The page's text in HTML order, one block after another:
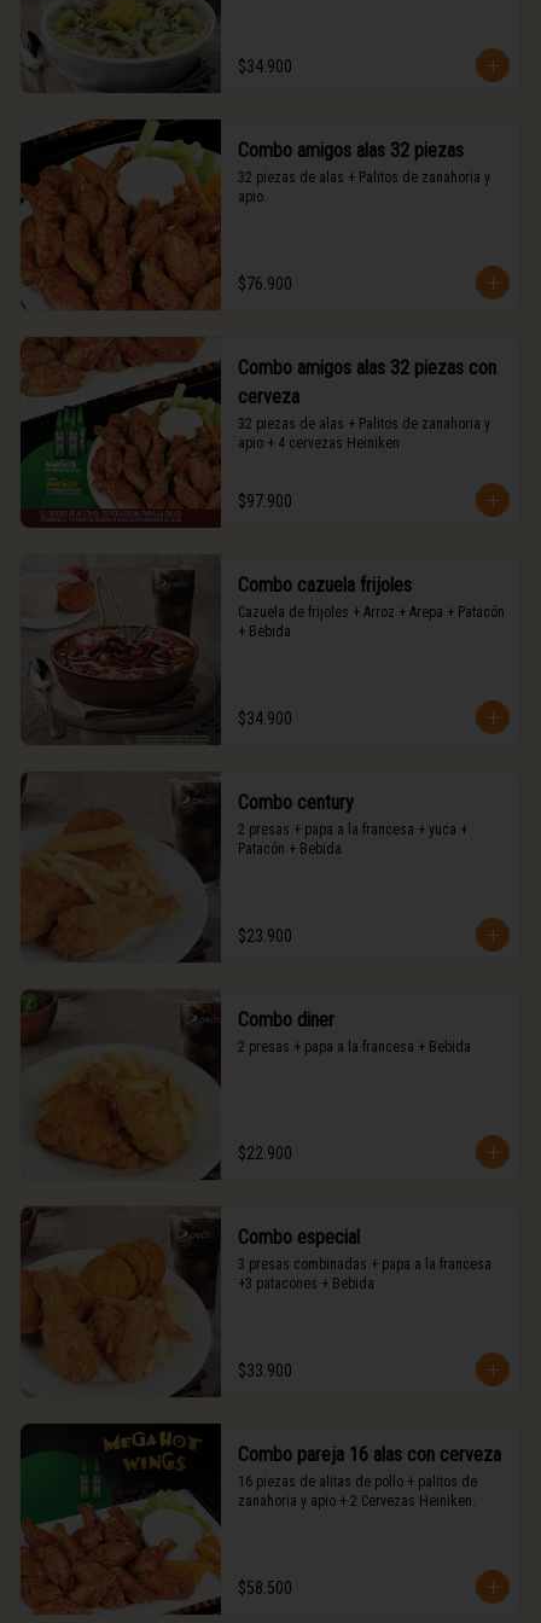
$34.900
Combo amigos alas 32 piezas
32 piezas de alas + Palitos de zanahoria y
apio.
$76.900
Combo amigos alas 32 piezas con
cerveza
32 piezas de alas + Palitos de zanahoria y
apio + 4 cervezas Heiniken
$97.900
Combo cazuela frijoles
Cazuela de frijoles + Arroz + Arepa + Patacón
+ Bebida
$34.900
Combo century
2 presas + papa a la francesa + yuca +
Patacón + Bebida
$23.900
Combo diner
2 presas + papa a la francesa + Bebida
$22.900
Combo especial
3 presas combinadas + papa a la francesa
+3 patacones + Bebida
$33.900
Combo pareja 16 alas con cerveza
16 piezas de alitas de pollo + palitos de
zanahoria y apio + 2 Cervezas Heiniken.
$58.500